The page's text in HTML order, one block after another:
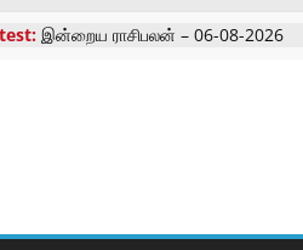
இன்றைய ராசிபலன் – 06-08-2026
நடைபெற்ற விழா